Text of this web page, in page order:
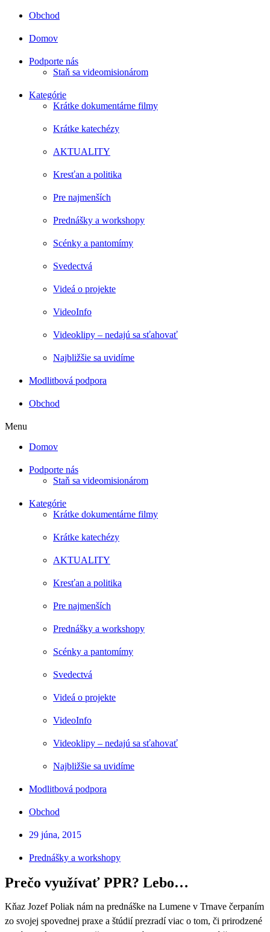
Obchod
Domov
Podporte nás
Staň sa videomisionárom
Kategórie
Krátke dokumentárne filmy
Krátke katechézy
AKTUALITY
Kresťan a politika
Pre najmenších
Prednášky a workshopy
Scénky a pantomímy
Svedectvá
Videá o projekte
VideoInfo
Videoklipy – nedajú sa sťahovať
Najbližšie sa uvidíme
Modlitbová podpora
Obchod
Menu
Domov
Podporte nás
Staň sa videomisionárom
Kategórie
Krátke dokumentárne filmy
Krátke katechézy
AKTUALITY
Kresťan a politika
Pre najmenších
Prednášky a workshopy
Scénky a pantomímy
Svedectvá
Videá o projekte
VideoInfo
Videoklipy – nedajú sa sťahovať
Najbližšie sa uvidíme
Modlitbová podpora
Obchod
29 júna, 2015
Prednášky a workshopy
Prečo využívať PPR? Lebo…
Kňaz Jozef Poliak nám na prednáške na Lumene v Trnave čerpaním
zo svojej spovednej praxe a štúdií prezradí viac o tom, či prirodzené